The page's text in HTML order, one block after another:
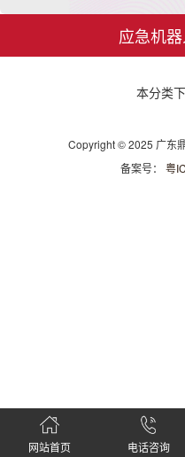
应急机
本分类
Copyright © 2025 广东
备案号：
粤
网站首页 电话咨询